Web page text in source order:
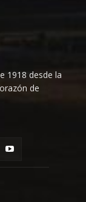
1918 desde la
de